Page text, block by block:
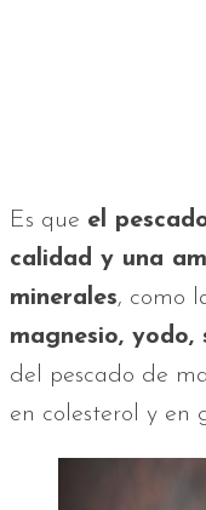
Es que el
calidad y una
minerales, como
magnesio, yodo,
del pescado de
en colesterol y en